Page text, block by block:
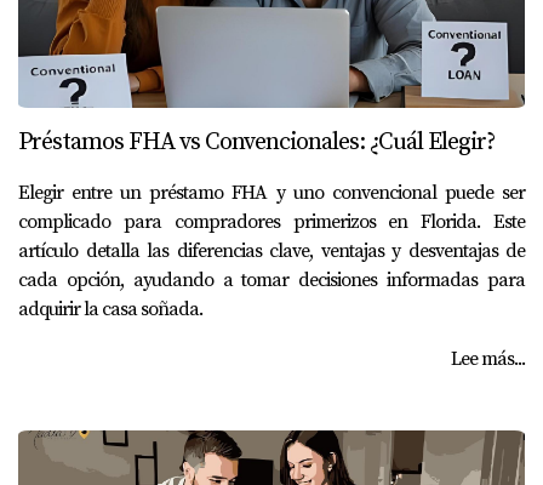
Préstamos FHA vs Convencionales: ¿Cuál Elegir?
Elegir entre un préstamo FHA y uno convencional puede ser
complicado para compradores primerizos en Florida. Este
artículo detalla las diferencias clave, ventajas y desventajas de
cada opción, ayudando a tomar decisiones informadas para
adquirir la casa soñada.
Lee más...